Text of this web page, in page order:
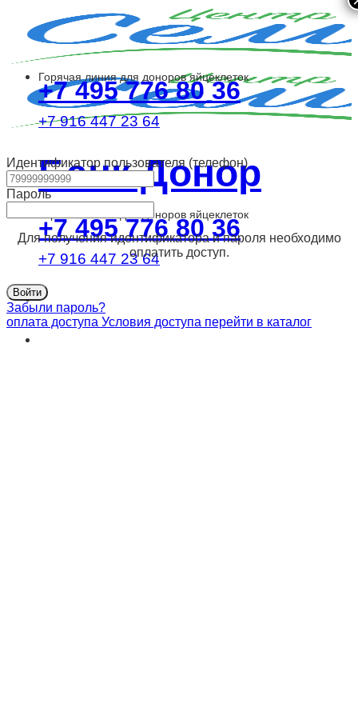
content
Банк Донор
Горячая линия для доноров яйцеклеток
+7 495 776 80 36
+7 916 447 23 64
Горячая линия для доноров яйцеклеток
+7 495 776 80 36
+7 916 447 23 64
Идентификатор пользователя (телефон)
Пароль
Для получения идентификатора и пароля необходимо
оплатить доступ.
Забыли пароль?
оплата доступа Условия доступа перейти в каталог